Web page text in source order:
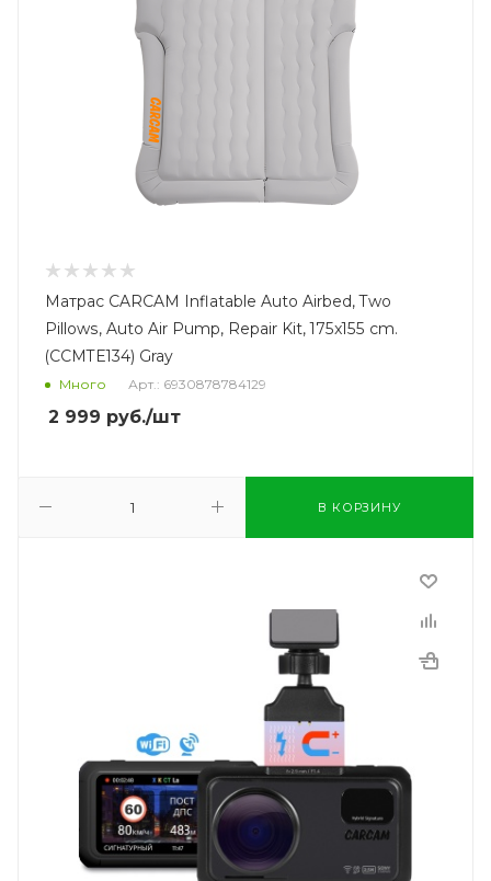
Матрас CARCAM Inflatable Auto Airbed, Two
Pillows, Auto Air Pump, Repair Kit, 175x155 cm.
(CCMTE134) Gray
Много Арт.: 6930878784129
2 999 руб./шт
В КОРЗИНУ